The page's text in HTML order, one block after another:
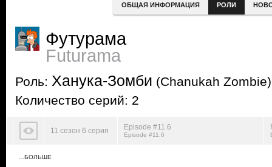
ОБЩАЯ ИНФОРМАЦИЯ РОЛИ
Футурама
Futurama
Роль: Ханука-Зомби (Chanukah Zombie)
Количество серий: 2
11 сезон 6 серия Episode #11.6
Episode #11.6
…БОЛЬШЕ